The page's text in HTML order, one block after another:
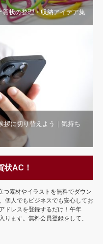
状の整理・収納アイデア集
拶に切り替えよう｜気持ち
状AC！
素材やイラストを無料でダウン
個人でもビジネスでも安心してお
ドレスを登録するだけ！午年
ります。無料会員登録をして、